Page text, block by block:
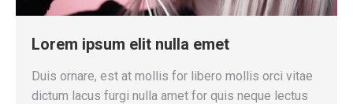
Lorem ipsum elit nulla emet
Duis ornare, est at mollis for libero mollis orci vitae
dictum lacus furgi nulla amet for quis neque lectus